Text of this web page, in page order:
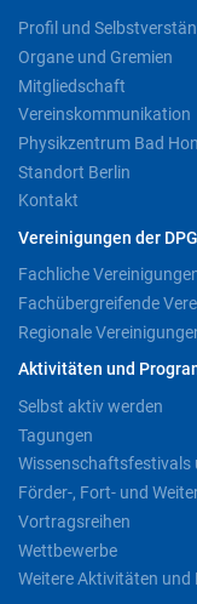
Profil und
Organe und Gremien
Mitgliedschaft
Vereinskommunikation
Physikzentrum Bad
Standort Berlin
Kontakt
Vereinigungen der DPG
Fachliche
Fachübergreifende
Regionale
Aktivitäten und
Selbst aktiv werden
Tagungen
Wissenschaftsfestivals
Förder-, Fort- und
Vortragsreihen
Wettbewerbe
Weitere Aktivitäten und